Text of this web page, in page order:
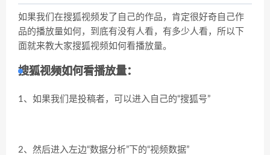
如果我们在搜狐视频发了自己的作品，肯定很好奇自己作
品的播放量如何，到底有没有人看，有多少人看，所以下
面就来教大家搜狐视频如何看播放量。
搜狐视频如何看播放量：
1、如果我们是投稿者，可以进入自己的“搜狐号”
2、然后进入左边“数据分析”下的“视频数据”